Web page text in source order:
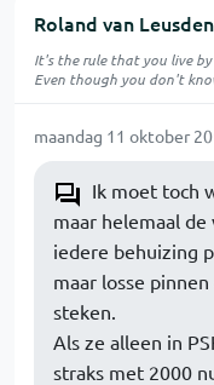
Roland van Leusden
It's the rule that you live
Even though you don't
maandag 11 oktober
Ik moet toch
maar helemaal
iedere behuizing
maar losse
steken.
Als ze alleen in
straks met 2000